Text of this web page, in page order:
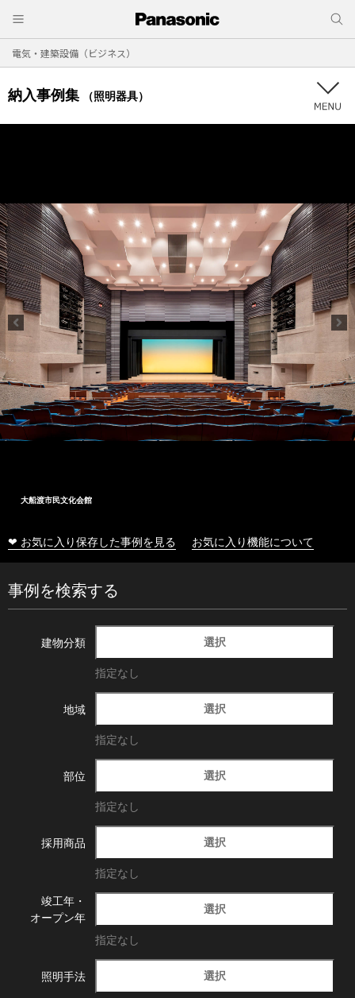
電気・建築設備（ビジネス）
納入事例集 （照明器具）
大船渡市民文化会館
❤ お気に入り保存した事例を見る お気に入り機能について
事例を検索する
建物分類 選択
指定なし
地域 選択
指定なし
部位 選択
指定なし
採用商品 選択
指定なし
竣工年・
オープン年
選択
指定なし
照明手法 選択